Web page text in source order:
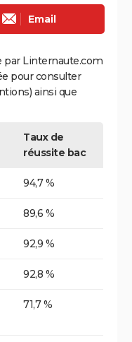
Email
par Linternaute.com
pour consulter
ainsi que
Taux de
réussite bac
94,7 %
89,6 %
92,9 %
92,8 %
71,7 %